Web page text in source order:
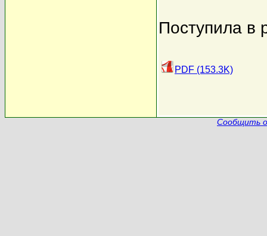
Поступила в
PDF (153.3K)
Сообщить о